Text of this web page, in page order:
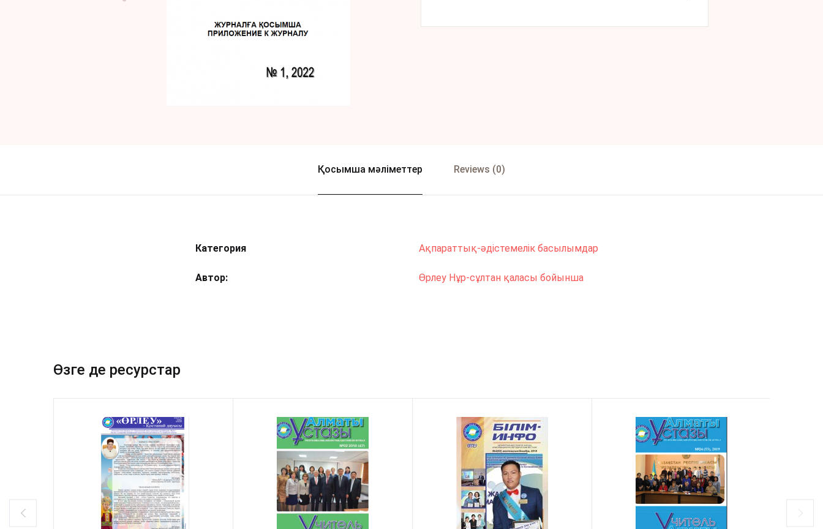
Қосымша мәліметтер Reviews (0)
Категория Ақпараттық-әдістемелік басылымдар
Автор Өрлеу Нұр-сұлтан қаласы бойынша
Өзге де ресурстар